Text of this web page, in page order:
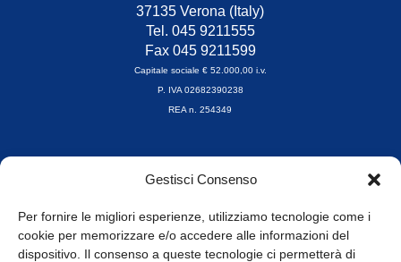
Gestisci Consenso
Per fornire le migliori esperienze, utilizziamo tecnologie come i
cookie per memorizzare e/o accedere alle informazioni del
dispositivo. Il consenso a queste tecnologie ci permetterà di
37135 Verona (Italy)
Tel. 045 9211555
Fax 045 9211599
Capitale sociale € 52.000,00 i.v.
P. IVA 02682390238
REA n. 254349
Orari di apertura
8.30-13.00 / 14.00-17.30
Whistleblowing